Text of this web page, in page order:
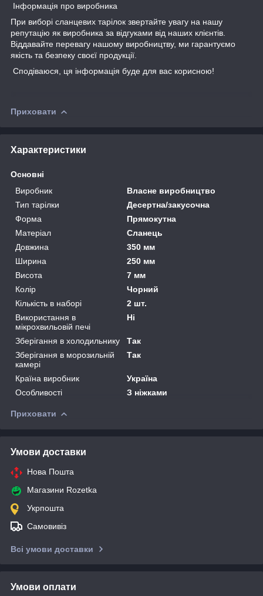
Інформація про виробника
При виборі сланцевих тарілок звертайте увагу на нашу
репутацію як виробника за відгуками від наших клієнтів.
Віддавайте перевагу нашому виробництву, ми гарантуємо
якість та безпеку своєї продукції.
Сподіваюся, ця інформація буде для вас корисною!
Приховати
Характеристики
Основні
Виробник
Власне виробництво
Тип тарілки
Десертна/закусочна
Форма
Прямокутна
Матеріал
Сланець
Довжина
350 мм
Ширина
250 мм
Висота
7 мм
Колір
Чорний
Кількість в наборі
2 шт.
Використання в
мікрохвильовій печі
Ні
Зберігання в холодильнику
Так
Зберігання в морозильній
камері
Так
Країна виробник
Україна
Особливості
З ніжками
Приховати
Умови доставки
Нова Пошта
Магазини Rozetka
Укрпошта
Самовивіз
Всі умови доставки
Умови оплати